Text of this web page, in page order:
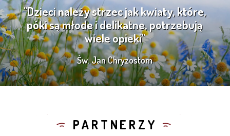
"Dzieci należy strzec jak kwiaty, które,
póki są młode i delikatne, potrzebują
wiele opieki"
Św. Jan Chryzostom
PARTNERZY